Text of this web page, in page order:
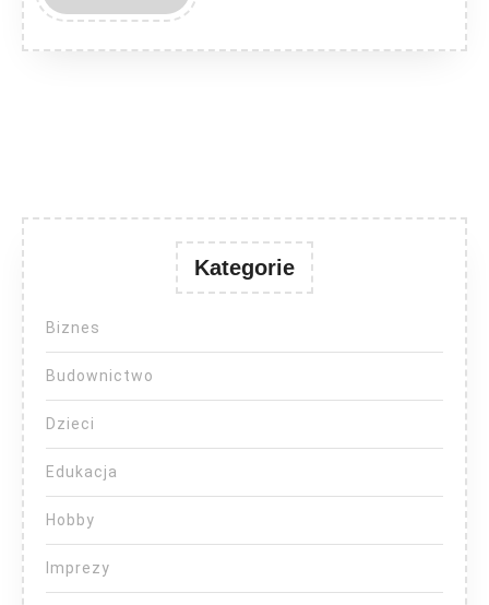
MORE
Kategorie
Biznes
Budownictwo
Dzieci
Edukacja
Hobby
Imprezy